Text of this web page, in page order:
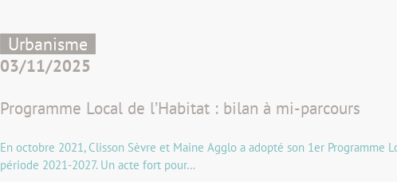
Urbanisme
03/11/2025
Programme Local de l’Habitat : bilan à mi-parcours
En octobre 2021, Clisson Sèvre et Maine Agglo a adopté son 1er Programme
période 2021-2027. Un acte fort pour…